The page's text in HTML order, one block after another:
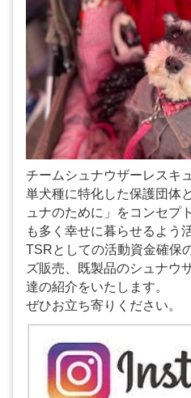
チームシュナウザーレスキ
単犬種に特化した保護団体
ュナのために」をコンセプ
も多く幸せに暮らせるよう
TSRとしての活動資金確保
ズ販売、既製品のシュナウ
達の紹介をいたします。
ぜひお立ち寄りください。